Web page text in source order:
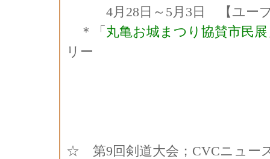
4月28日～5月3日 【ユープ
＊「 丸亀お城まつり協賛市民展
リー
☆ 第9回剣道大会；CVCニュー